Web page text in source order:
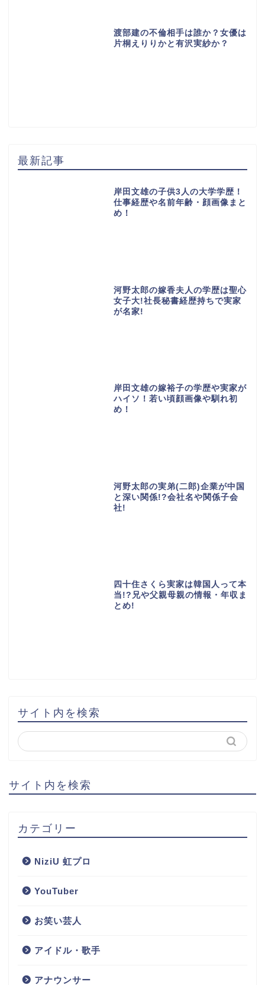
渡部建の不倫相手は誰か？女優は
片桐えりりかと有沢実紗か？
最新記事
岸田文雄の子供3人の大学学歴！
仕事経歴や名前年齢・顔画像まと
め！
河野太郎の嫁香夫人の学歴は聖心
女子大!社長秘書経歴持ちで実家
が名家!
岸田文雄の嫁裕子の学歴や実家が
ハイソ！若い頃顔画像や馴れ初
め！
河野太郎の実弟(二郎)企業が中国
と深い関係!?会社名や関係子会
社!
四十住さくら実家は韓国人って本
当!?兄や父親母親の情報・年収ま
とめ!
サイト内を検索
サイト内を検索
カテゴリー
NiziU 虹プロ
YouTuber
お笑い芸人
アイドル・歌手
アナウンサー